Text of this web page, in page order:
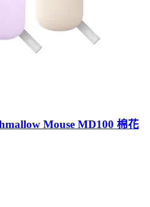
Mouse MD100 棉花